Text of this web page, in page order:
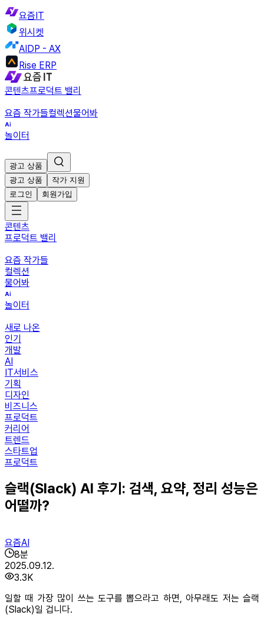
요즘IT
위시켓
AIDP - AX
Rise ERP
콘텐츠프로덕트 밸리
요즘 작가들컬렉션물어봐
놀이터
광고 상품
광고 상품
작가 지원
로그인
회원가입
콘텐츠
프로덕트 밸리
요즘 작가들
컬렉션
물어봐
놀이터
새로 나온
인기
개발
AI
IT서비스
기획
디자인
비즈니스
프로덕트
커리어
트렌드
스타트업
프로덕트
슬랙(Slack) AI 후기: 검색, 요약, 정리 성능은
어떨까?
요즘AI
8분
2025.09.12.
3.3K
일할 때 가장 많이 쓰는 도구를 뽑으라고 하면, 아무래도 저는 슬랙
(Slack)일 겁니다.